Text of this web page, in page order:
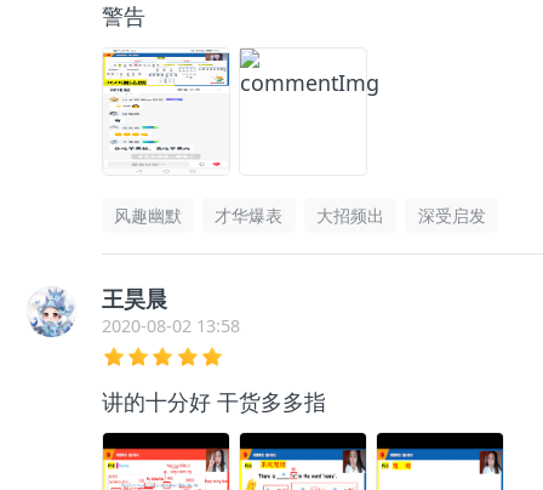
警告
风趣幽默 才华爆表 大招频出 深受启发
王昊晨
2020-08-02 13:58
讲的十分好 干货多多指